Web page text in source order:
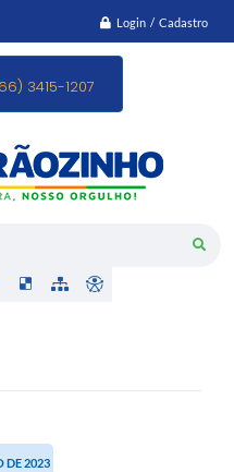
Login / Cadastro
3415-1207
DE 2023